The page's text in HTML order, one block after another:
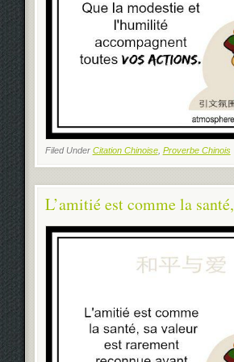
Filed Under Citation Chinoise, Proverbe Chinois
L’amitié est comme la santé,